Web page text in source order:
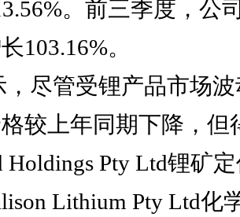
。前三季度，公
103.16%。
，尽管受锂产品市场
较上年同期下降，但
Holdings Pty Ltd锂矿
Lithium Pty Ltd化